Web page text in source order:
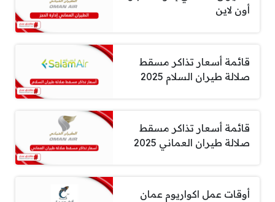
أون لاين
قائمة أسعار تذاكر مسقط
صلالة طيران السلام 2025
قائمة أسعار تذاكر مسقط
صلالة طيران العماني 2025
أوقات عمل اكواريوم عمان